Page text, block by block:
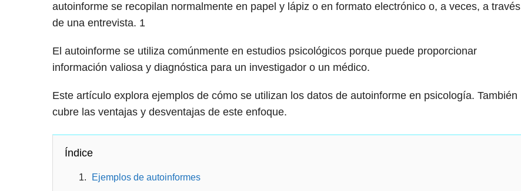
autoinforme se recopilan normalmente en papel y lápiz o en formato electrónico o, a veces, a través
de una entrevista. 1
El autoinforme se utiliza comúnmente en estudios psicológicos porque puede proporcionar
información valiosa y diagnóstica para un investigador o un médico.
Este artículo explora ejemplos de cómo se utilizan los datos de autoinforme en psicología. También
cubre las ventajas y desventajas de este enfoque.
Índice
Ejemplos de autoinformes